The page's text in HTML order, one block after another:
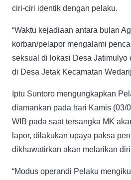
ciri-ciri identik dengan pelaku.
“Waktu kejadiaan antara bulan
korban/pelapor mengalami
seksual di lokasi Desa Jatimulyo
di Desa Jetak Kecamatan
Iptu Suntoro mengungkapkan
diamankan pada hari Kamis (03/
WIB pada saat tersangka MK
lapor, dilakukan upaya paksa
dikhawatirkan akan melarikan
“Modus operandi Pelaku